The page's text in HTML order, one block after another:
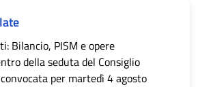
Bilancio, PISM e opere
della seduta del Consiglio
per martedì 4 agosto